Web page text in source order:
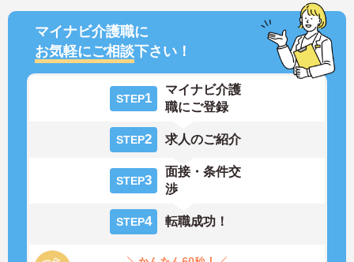
マイナビ介護職に
お気軽にご相談下さい！
STEP1
マイナビ介護
職にご登録
STEP2 求人のご紹介
STEP3
面接・条件交
渉
STEP4 転職成功！